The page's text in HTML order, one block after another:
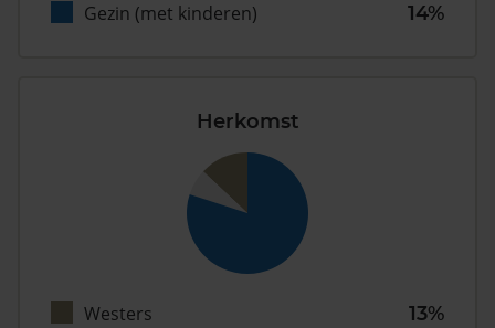
Gezin (met kinderen)
14%
Herkomst
Westers
13%